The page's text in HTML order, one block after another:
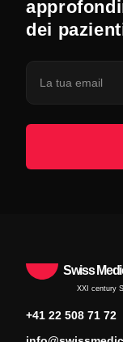
dei
Swiss
XXI century
+41 22 508 71 72